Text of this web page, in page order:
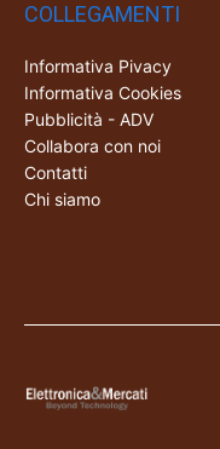
COLLEGAMENTI
Informativa Pivacy
Informativa Cookies
Pubblicità - ADV
Collabora con noi
Contatti
Chi siamo